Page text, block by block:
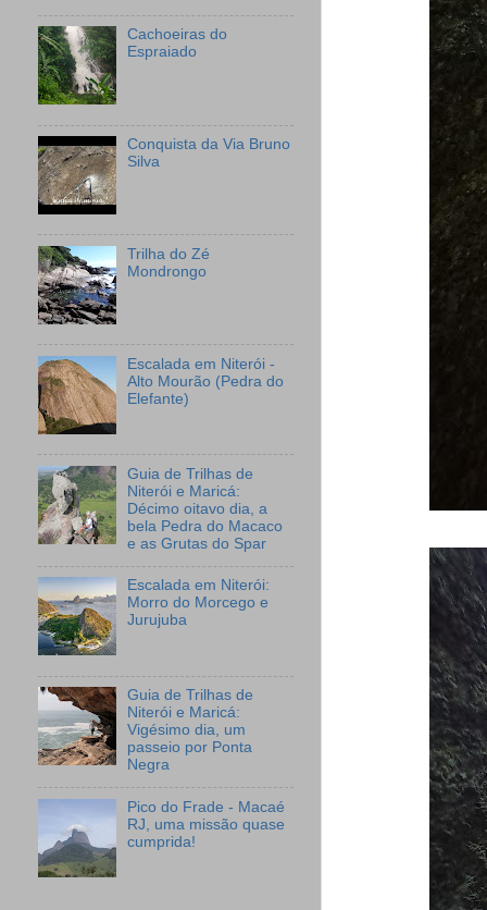
Cachoeiras do
Espraiado
Conquista da Via Bruno
Silva
Trilha do Zé
Mondrongo
Escalada em Niterói -
Alto Mourão (Pedra do
Elefante)
Guia de Trilhas de
Niterói e Maricá:
Décimo oitavo dia, a
bela Pedra do Macaco
e as Grutas do Spar
Escalada em Niterói:
Morro do Morcego e
Jurujuba
Guia de Trilhas de
Niterói e Maricá:
Vigésimo dia, um
passeio por Ponta
Negra
Pico do Frade - Macaé
RJ, uma missão quase
cumprida!